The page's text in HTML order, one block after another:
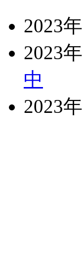
2023
2023
中
2023